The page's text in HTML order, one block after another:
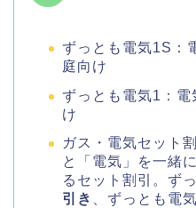
ずっとも電気1S：
庭向け
ずっとも電気1：電
け
ガス・電気セット
と「電気」を一緒
るセット割引。ず
引き
、ずっとも電